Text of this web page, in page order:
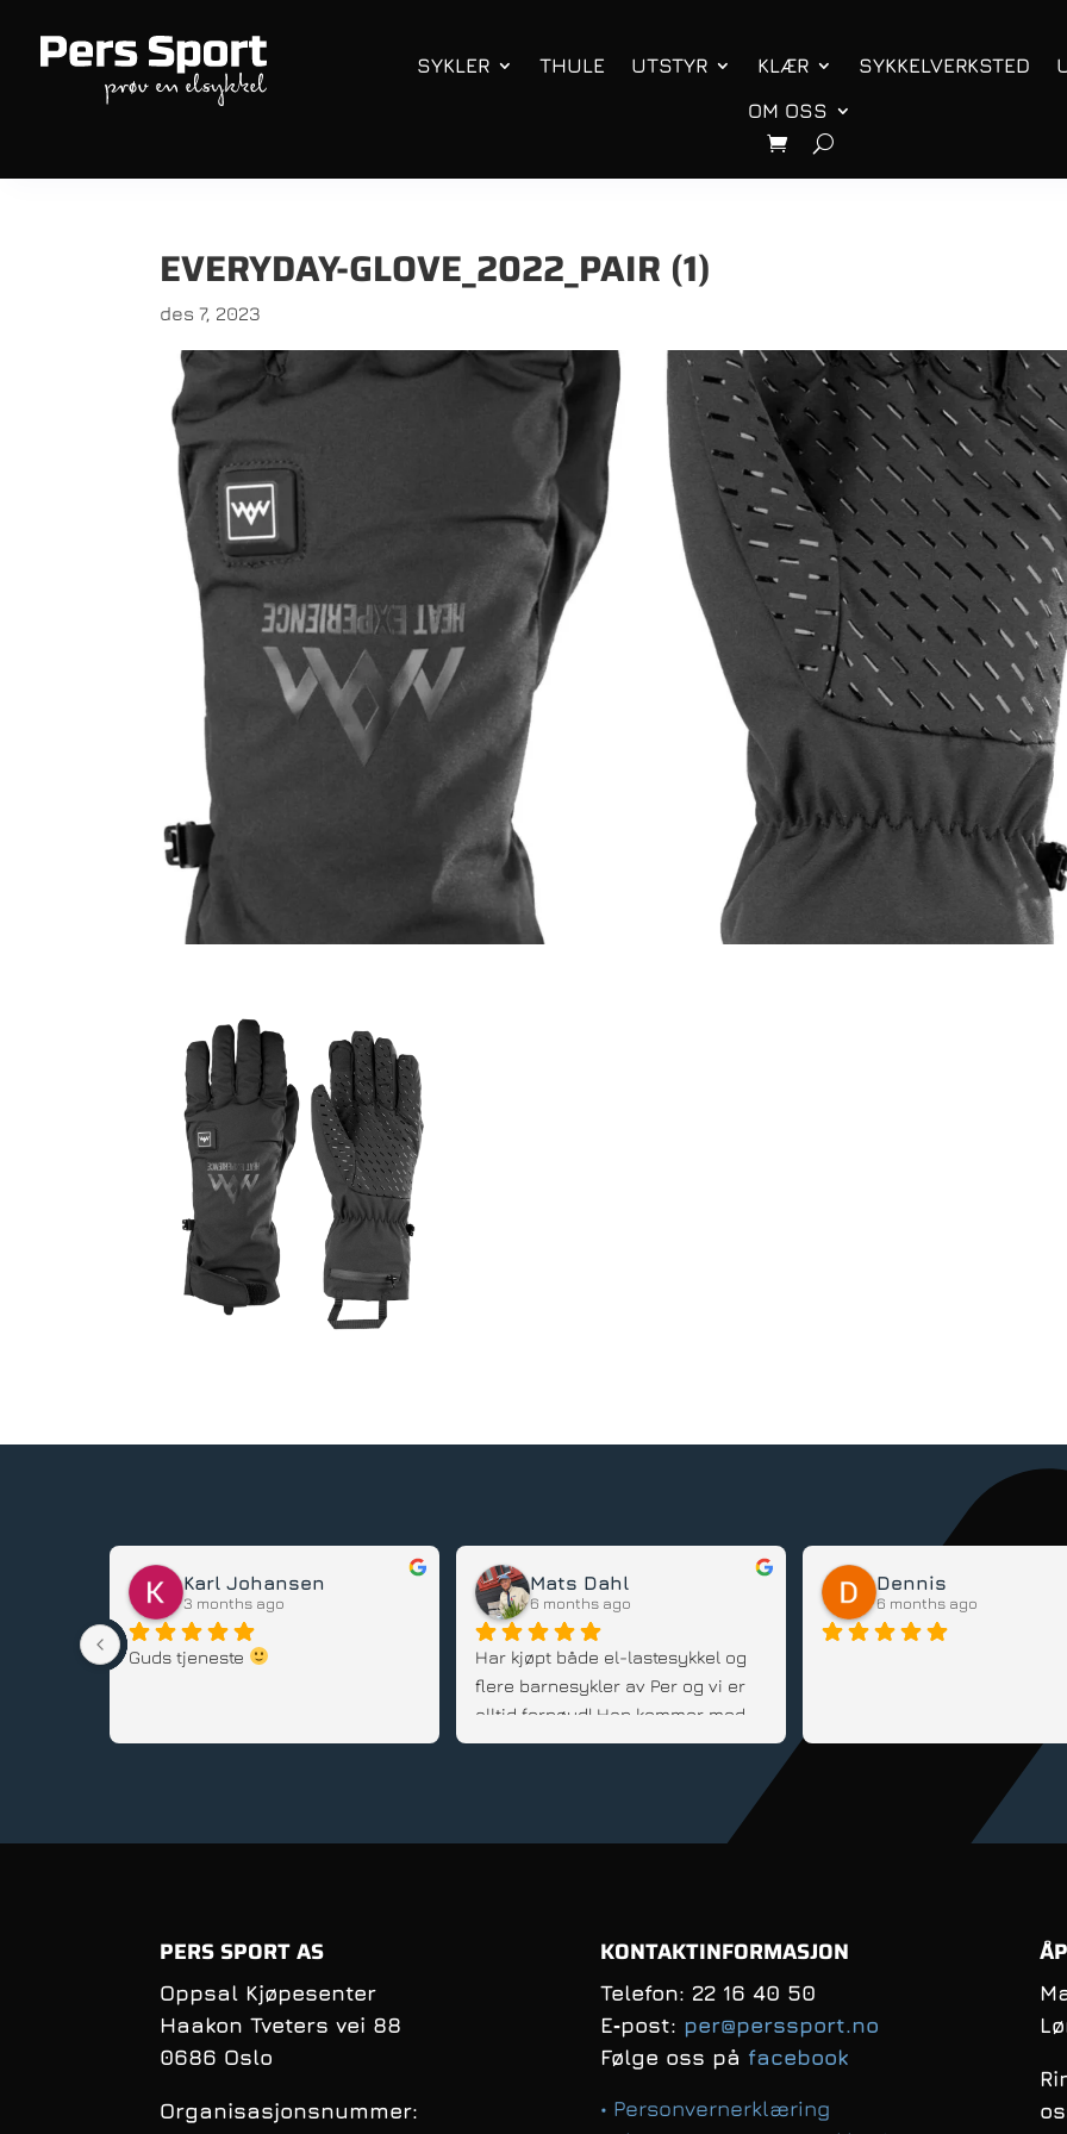
SYKLER THULE UTSTYR KLÆR SYKKELVERKSTED
OM OSS
EVERYDAY-GLOVE_2022_PAIR (1)
des 7, 2023
Karl Johansen
3 months ago
Guds tjeneste
Mats Dahl
6 months ago
Har kjøpt både el-lastesykkel og
flere barnesykler av Per og vi er
alltid fornøyd! Han kommer med
gode råd, er fleksibel og veldig
Dennis
6 months ago
PERS SPORT AS
Oppsal Kjøpesenter
Haakon Tveters vei 88
0686 Oslo
Organisasjonsnummer:
KONTAKTINFORMASJON
Telefon: 22 16 40 50
E‑post: per@perssport.no
Følge oss på facebook
• Personvernerklæring